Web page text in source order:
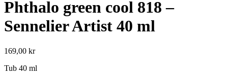
Phthalo green cool 818 –
Sennelier Artist 40 ml
169,00 kr
Tub 40 ml